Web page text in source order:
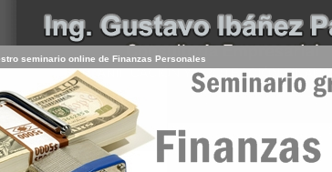
INICIO SERVICIOS
CONTACTO USUARIO
seminario online de Finanzas Personales